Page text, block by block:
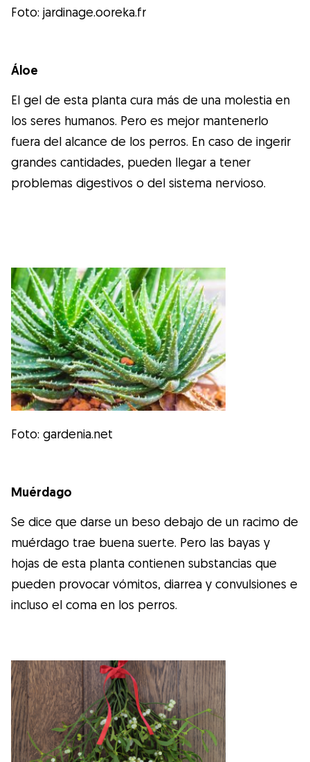
Foto: jardinage.ooreka.fr
Áloe
El gel de esta planta cura más de una molestia en
los seres humanos. Pero es mejor mantenerlo
fuera del alcance de los perros. En caso de ingerir
grandes cantidades, pueden llegar a tener
problemas digestivos o del sistema nervioso.
Foto: gardenia.net
Muérdago
Se dice que darse un beso debajo de un racimo de
muérdago trae buena suerte. Pero las bayas y
hojas de esta planta contienen substancias que
pueden provocar vómitos, diarrea y convulsiones e
incluso el coma en los perros.